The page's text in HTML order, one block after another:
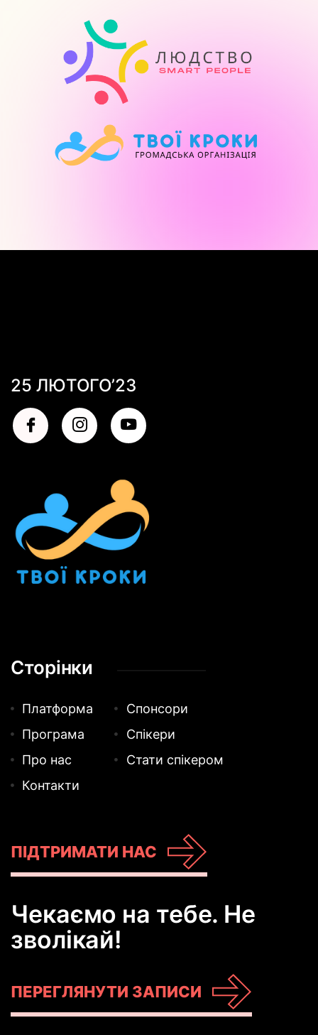
25 ЛЮТОГО’23
Сторінки
Платформа
Програма
Про нас
Контакти
Спонсори
Спікери
Стати спікером
ПІДТРИМАТИ НАС
Чекаємо на тебе. Не
зволікай!
ПЕРЕГЛЯНУТИ ЗАПИСИ